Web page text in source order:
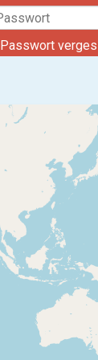
Passwort